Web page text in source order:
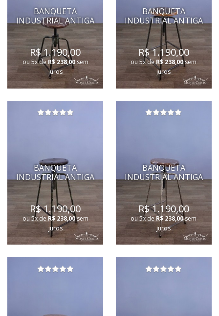
BANQUETA
INDUSTRIAL ANTIGA
R$ 1.190,00
ou 5x deR$ 238,00sem
juros
BANQUETA
INDUSTRIAL ANTIGA
R$ 1.190,00
ou 5x deR$ 238,00sem
juros
BANQUETA
INDUSTRIAL ANTIGA
R$ 1.190,00
ou 5x deR$ 238,00sem
juros
BANQUETA
INDUSTRIAL ANTIGA
R$ 1.190,00
ou 5x de R$ 238,00sem
juros